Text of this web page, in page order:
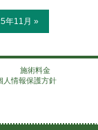
年11月 »
施術料金
情報保護方針